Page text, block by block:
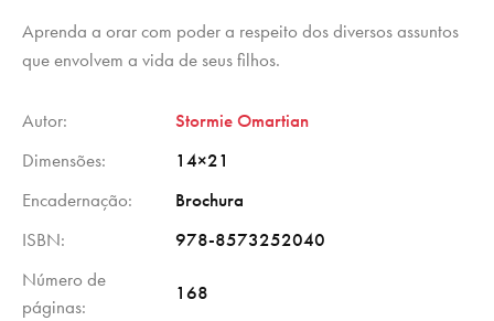
Aprenda a orar com poder a respeito dos diversos assuntos
que envolvem a vida de seus filhos.
Autor
Stormie Omartian
Dimensões
14×21
Encadernação
Brochura
ISBN
978-8573252040
Número de
páginas
168